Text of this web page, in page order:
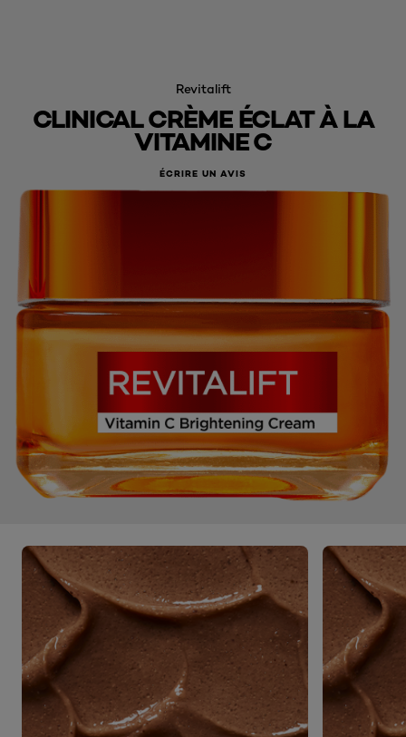
Revitalift
CLINICAL CRÈME ÉCLAT À LA
VITAMINE C
ÉCRIRE UN AVIS